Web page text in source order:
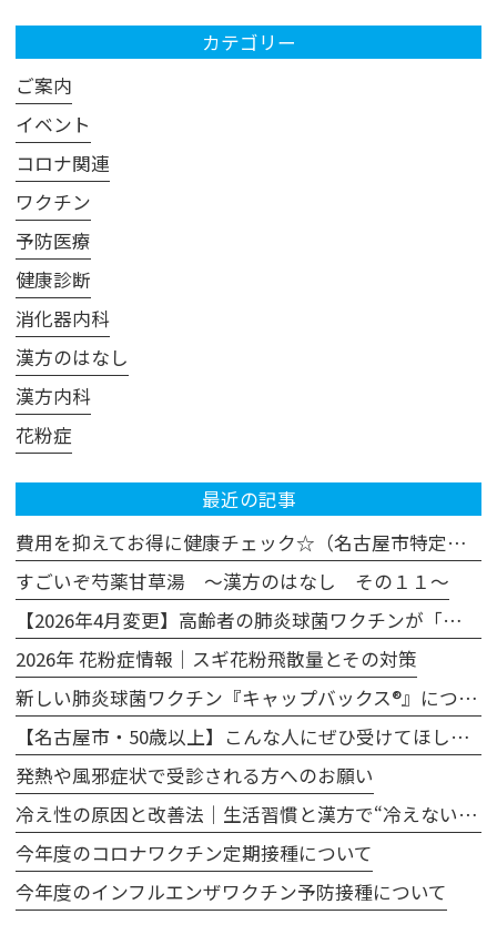
カテゴリー
ご案内
イベント
コロナ関連
ワクチン
予防医療
健康診断
消化器内科
漢方のはなし
漢方内科
花粉症
最近の記事
費用を抑えてお得に健康チェック☆（名古屋市特定健診・がん検診の活用法）
すごいぞ芍薬甘草湯 ～漢方のはなし その１１～
【2026年4月変更】高齢者の肺炎球菌ワクチンが「プレベナー20」に変わります
2026年 花粉症情報｜スギ花粉飛散量とその対策
新しい肺炎球菌ワクチン『キャップバックス®』について
【名古屋市・50歳以上】こんな人にぜひ受けてほしい、胃カメラによる胃がん検診
発熱や風邪症状で受診される方へのお願い
冷え性の原因と改善法｜生活習慣と漢方で“冷えない体”へ
今年度のコロナワクチン定期接種について
今年度のインフルエンザワクチン予防接種について